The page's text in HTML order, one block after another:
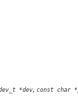
*dev, const char